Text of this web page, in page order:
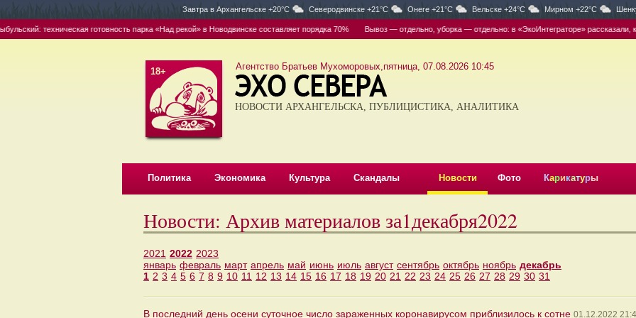
Завтра в Архангельске +20°C Северодвинске +21°C Онеге +21°C Вельске +24°C Мирном +22°C
техническая готовность парка «Над рекой» в Новодвинске составляет порядка 70% Вывоз — отдельно, уборка — отдельно: в «ЭкоИнтеграторе» рассказали, кто
18+ Агентство Братьев Мухоморовых,пятница, 07.08.2026 10:45
НОВОСТИ АРХАНГЕЛЬСКА, ПУБЛИЦИСТИКА, АНАЛИТИКА
Политика Экономика Культура Скандалы Новости Фото Карикатуры
Новости: Архив материалов за1декабря2022
2021 2022 2023
январь февраль март апрель май июнь июль август сентябрь октябрь ноябрь декабрь
1 2 3 4 5 6 7 8 9 10 11 12 13 14 15 16 17 18 19 20 21 22 23 24 25 26 27 28 29 30 31
В последний день осени суточное число зараженных коронавирусом приблизилось к сотне 01.12.2022